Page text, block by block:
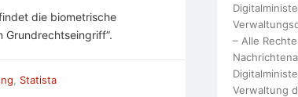
die biometrische
Grundrechtseingriff”.
, Statista
– Alle
Verwaltung